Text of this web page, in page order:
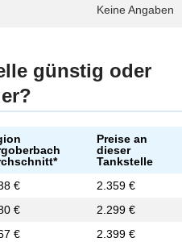
Keine Angaben
günstig oder
Preise an
dieser
Tankstelle
€
2.359 €
€
2.299 €
€ 2.399 €